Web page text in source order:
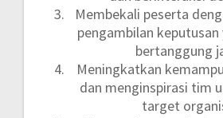
Membekali peserta
pengambilan
bertanggung
Meningkatkan
dan menginspirasi tim
target